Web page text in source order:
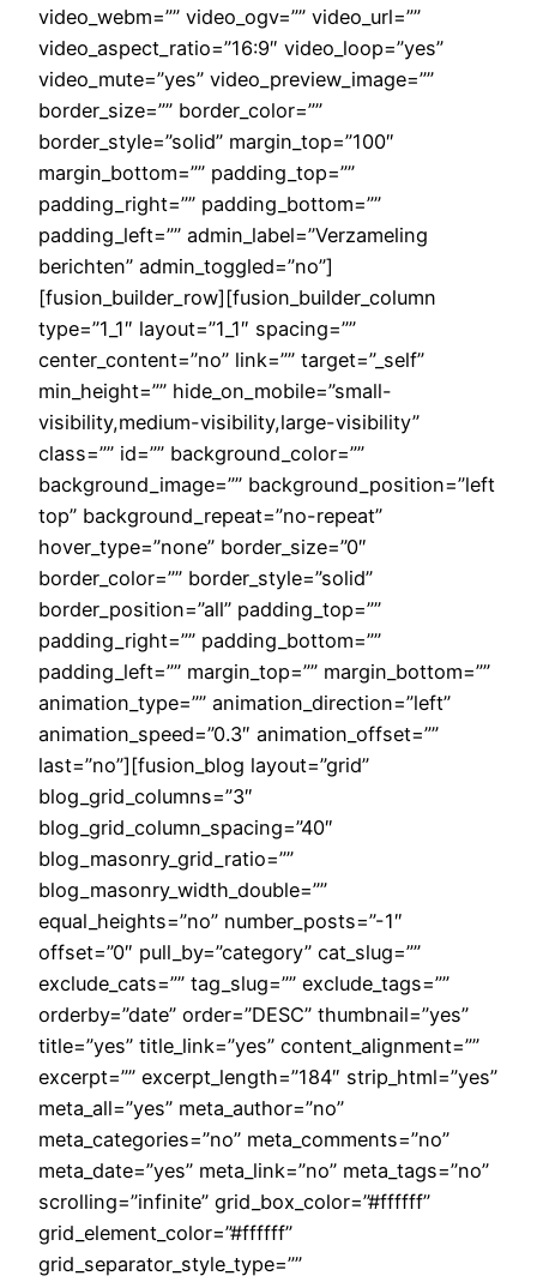
video_webm=”” video_ogv=”” video_url=””
video_aspect_ratio=”16:9″ video_loop=”yes”
video_mute=”yes” video_preview_image=””
border_size=”” border_color=””
border_style=”solid” margin_top=”100″
margin_bottom=”” padding_top=””
padding_right=”” padding_bottom=””
padding_left=”” admin_label=”Verzameling
berichten” admin_toggled=”no”]
[fusion_builder_row][fusion_builder_column
type=”1_1″ layout=”1_1″ spacing=””
center_content=”no” link=”” target=”_self”
min_height=”” hide_on_mobile=”small-
visibility,medium-visibility,large-visibility”
class=”” id=”” background_color=””
background_image=”” background_position=”left
top” background_repeat=”no-repeat”
hover_type=”none” border_size=”0″
border_color=”” border_style=”solid”
border_position=”all” padding_top=””
padding_right=”” padding_bottom=””
padding_left=”” margin_top=”” margin_bottom=””
animation_type=”” animation_direction=”left”
animation_speed=”0.3″ animation_offset=””
last=”no”][fusion_blog layout=”grid”
blog_grid_columns=”3″
blog_grid_column_spacing=”40″
blog_masonry_grid_ratio=””
blog_masonry_width_double=””
equal_heights=”no” number_posts=”-1″
offset=”0″ pull_by=”category” cat_slug=””
exclude_cats=”” tag_slug=”” exclude_tags=””
orderby=”date” order=”DESC” thumbnail=”yes”
title=”yes” title_link=”yes” content_alignment=””
excerpt=”” excerpt_length=”184″ strip_html=”yes”
meta_all=”yes” meta_author=”no”
meta_categories=”no” meta_comments=”no”
meta_date=”yes” meta_link=”no” meta_tags=”no”
scrolling=”infinite” grid_box_color=”#ffffff”
grid_element_color=”#ffffff”
grid_separator_style_type=””